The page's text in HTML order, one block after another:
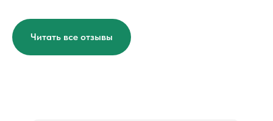
Читать все отзывы